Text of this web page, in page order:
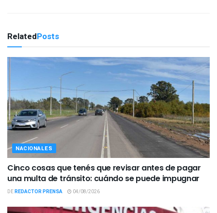
RelatedPosts
NACIONALES
Cinco cosas que tenés que revisar antes de pagar
una multa de tránsito: cuándo se puede impugnar
DEREDACTOR PRENSA 04/08/2026